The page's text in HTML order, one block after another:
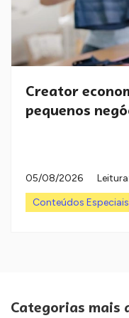
Creator
pequenos
05/08/2026
Conteúdos Especiais
Categorias mais